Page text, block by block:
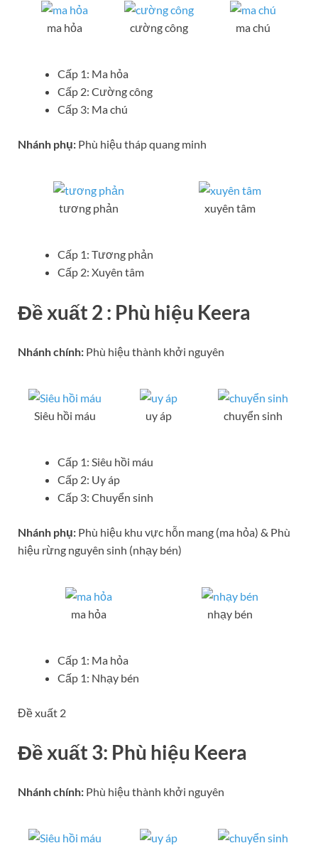
ma hỏa cường công ma chú
Cấp 1: Ma hỏa
Cấp 2: Cường công
Cấp 3: Ma chú
Nhánh phụ: Phù hiệu tháp quang minh
tương phản xuyên tâm
Cấp 1: Tương phản
Cấp 2: Xuyên tâm
Đề xuất 2 : Phù hiệu Keera
Nhánh chính: Phù hiệu thành khởi nguyên
Siêu hồi máu uy áp chuyển sinh
Cấp 1: Siêu hồi máu
Cấp 2: Uy áp
Cấp 3: Chuyển sinh
Nhánh phụ: Phù hiệu khu vực hỗn mang (ma hỏa) & Phù
hiệu rừng nguyên sinh (nhạy bén)
ma hỏa nhạy bén
Cấp 1: Ma hỏa
Cấp 1: Nhạy bén
Đề xuất 2
Đề xuất 3: Phù hiệu Keera
Nhánh chính: Phù hiệu thành khởi nguyên